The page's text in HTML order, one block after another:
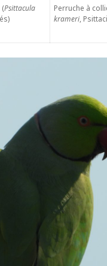
(Psittacula
Perruche à
krameri,